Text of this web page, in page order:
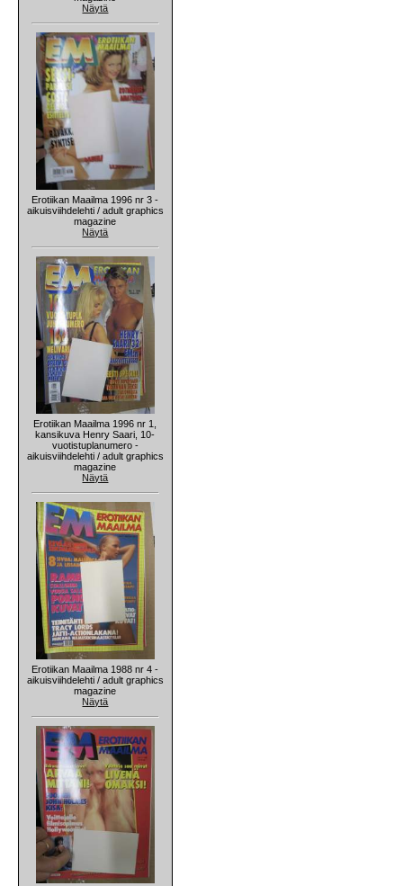
Näytä
Erotiikan Maailma 1996 nr 3 -
aikuisviihdelehti / adult graphics
magazine
Näytä
Erotiikan Maailma 1996 nr 1,
kansikuva Henry Saari, 10-
vuotistuplanumero -
aikuisviihdelehti / adult graphics
magazine
Näytä
Erotiikan Maailma 1988 nr 4 -
aikuisviihdelehti / adult graphics
magazine
Näytä